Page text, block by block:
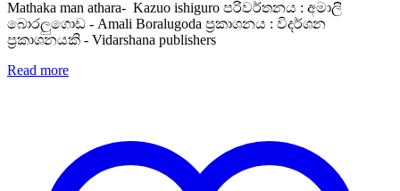
Mathaka man athara- Kazuo ishiguro පරිවර්තනය : අමාලි
බොරලුගොඩ - Amali Boralugoda ප්‍රකාශනය : විදර්ශන
ප්‍රකාශනයකි - Vidarshana publishers
Read more